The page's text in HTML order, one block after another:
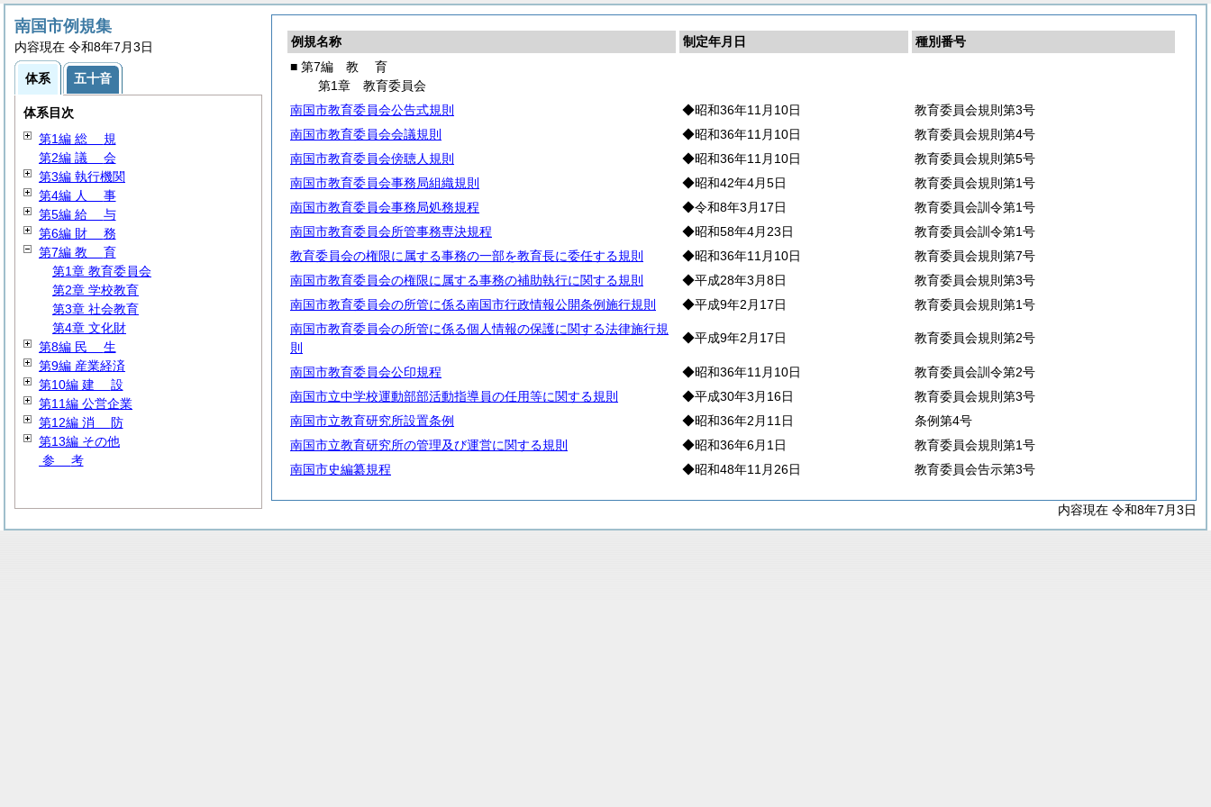
例規名称 制定年月日
種別番号
■ 第7編 教 育
第1章 教育委員会
南国市教育委員会公告式規則
◆昭和36年11月10日
教育委員会規則第3号
南国市教育委員会会議規則
◆昭和36年11月10日
教育委員会規則第4号
南国市教育委員会傍聴人規則
◆昭和36年11月10日
教育委員会規則第5号
南国市教育委員会事務局組織規則
◆昭和42年4月5日
教育委員会規則第1号
南国市教育委員会事務局処務規程
◆令和8年3月17日
教育委員会訓令第1号
南国市教育委員会所管事務専決規程
◆昭和58年4月23日
教育委員会訓令第1号
教育委員会の権限に属する事務の一部を教育長に委任する規則
◆昭和36年11月10日
教育委員会規則第7号
南国市教育委員会の権限に属する事務の補助執行に関する規則
◆平成28年3月8日
教育委員会規則第3号
南国市教育委員会の所管に係る南国市行政情報公開条例施行規則
◆平成9年2月17日
教育委員会規則第1号
南国市教育委員会の所管に係る個人情報の保護に関する法律施行規
則
◆平成9年2月17日 教育委員会規則第2号
南国市教育委員会公印規程 ◆昭和36年11月10日
教育委員会訓令第2号
南国市立中学校運動部部活動指導員の任用等に関する規則
◆平成30年3月16日
教育委員会規則第3号
南国市立教育研究所設置条例
◆昭和36年2月11日
条例第4号
南国市立教育研究所の管理及び運営に関する規則
◆昭和36年6月1日
教育委員会規則第1号
南国市史編纂規程
◆昭和48年11月26日 教育委員会告示第3号
内容現在 令和8年7月3日
南国市例規集
内容現在 令和8年7月3日
体系 五十音
体系目次
第1編 総 規
第2編 議 会
第3編 執行機関
第4編 人 事
第5編 給 与
第6編 財 務
第7編 教 育
第1章 教育委員会
第2章 学校教育
第3章 社会教育
第4章 文化財
第8編 民 生
第9編 産業経済
第10編 建 設
第11編 公営企業
第12編 消 防
第13編 その他
参 考